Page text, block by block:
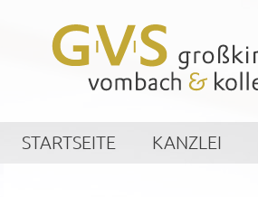
STARTSEITE KANZLEI